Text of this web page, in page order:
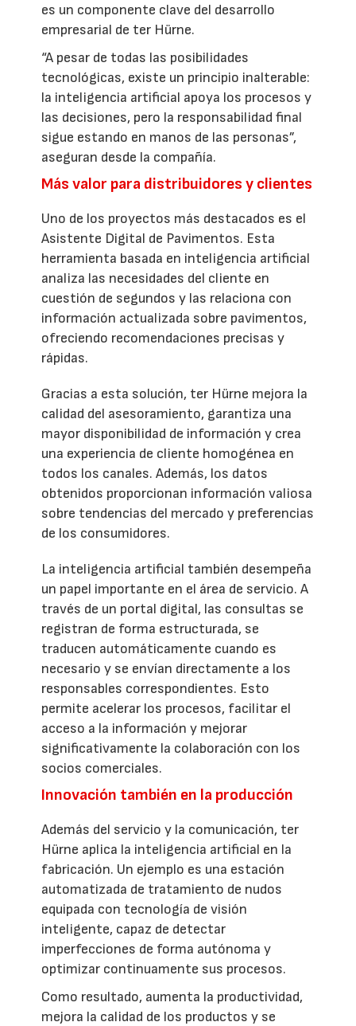
es un componente clave del desarrollo
empresarial de ter Hürne.
“A pesar de todas las posibilidades
tecnológicas, existe un principio inalterable:
la inteligencia artificial apoya los procesos y
las decisiones, pero la responsabilidad final
sigue estando en manos de las personas”,
aseguran desde la compañía.
Más valor para distribuidores y clientes
Uno de los proyectos más destacados es el
Asistente Digital de Pavimentos. Esta
herramienta basada en inteligencia artificial
analiza las necesidades del cliente en
cuestión de segundos y las relaciona con
información actualizada sobre pavimentos,
ofreciendo recomendaciones precisas y
rápidas.
Gracias a esta solución, ter Hürne mejora la
calidad del asesoramiento, garantiza una
mayor disponibilidad de información y crea
una experiencia de cliente homogénea en
todos los canales. Además, los datos
obtenidos proporcionan información valiosa
sobre tendencias del mercado y preferencias
de los consumidores.
La inteligencia artificial también desempeña
un papel importante en el área de servicio. A
través de un portal digital, las consultas se
registran de forma estructurada, se
traducen automáticamente cuando es
necesario y se envían directamente a los
responsables correspondientes. Esto
permite acelerar los procesos, facilitar el
acceso a la información y mejorar
significativamente la colaboración con los
socios comerciales.
Innovación también en la producción
Además del servicio y la comunicación, ter
Hürne aplica la inteligencia artificial en la
fabricación. Un ejemplo es una estación
automatizada de tratamiento de nudos
equipada con tecnología de visión
inteligente, capaz de detectar
imperfecciones de forma autónoma y
optimizar continuamente sus procesos.
Como resultado, aumenta la productividad,
mejora la calidad de los productos y se